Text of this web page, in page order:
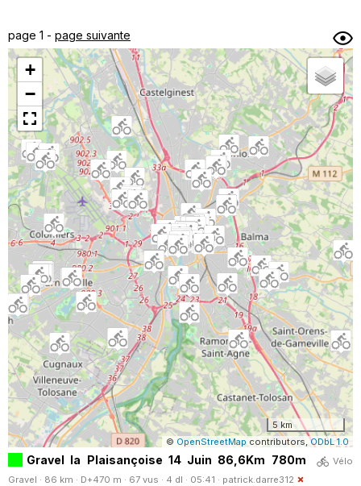
sous-dossiers
Trier par
Horodatage Photos
page 1 - page suivante
+
−
5 km
© OpenStreetMap contributors,ODbL 1.0
Gravel la Plaisançoise 14 Juin 86,6Km 780m
Vélo
Gravel · 86 km · D+470 m · 67 vus · 4 dl · 05:41 · patrick.darre312